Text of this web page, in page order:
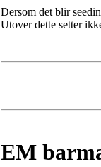
Dersom det blir
Utover dette setter
EM